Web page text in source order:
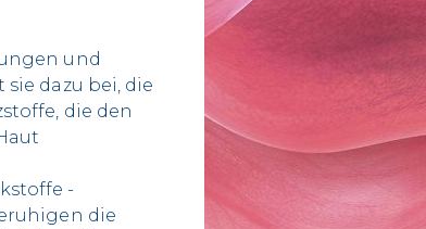
und
dazu bei, die
die den
-
die